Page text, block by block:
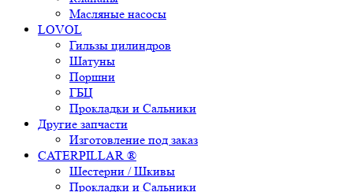
Масляные насосы
LOVOL
Гильзы цилиндров
Шатуны
Поршни
ГБЦ
Прокладки и Сальники
Другие запчасти
Изготовление под заказ
CATERPILLAR ®
Шестерни / Шкивы
Прокладки и Сальники